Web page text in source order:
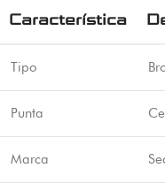
Característica
Tipo
Punta
Marca